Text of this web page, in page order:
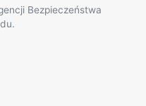
Bezpieczeństwa